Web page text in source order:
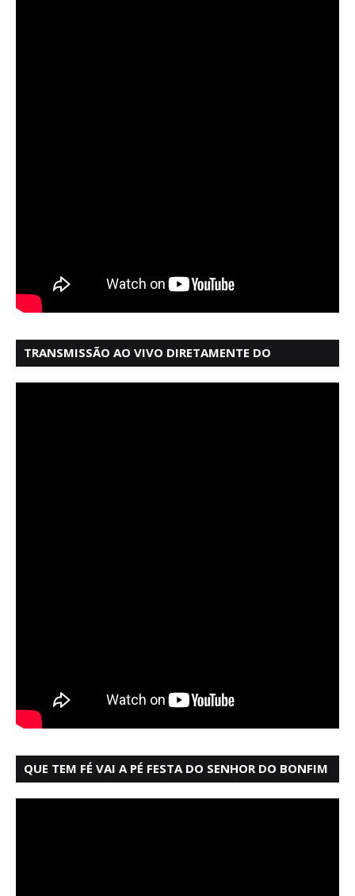
TRANSMISSÃO AO VIVO DIRETAMENTE DO
QUE TEM FÉ VAI A PÉ FESTA DO SENHOR DO BONFIM